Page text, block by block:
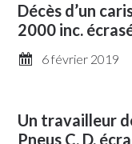
Décès d’un
2000 inc.
6 février 2019
Un travailleur
Pneus C. D.